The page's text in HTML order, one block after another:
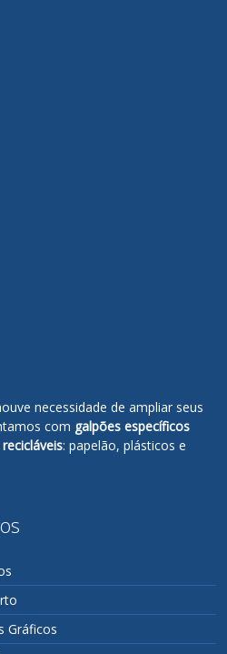
necessidade de ampliar seus
com galpões específicos
: papelão, plásticos e
Gráficos